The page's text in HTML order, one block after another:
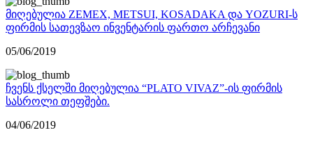
მიღებულია ZEMEX, METSUI, KOSADAKA და YOZURI-ს
ფირმის სათევზაო ინვენტარის ფართო არჩევანი
05/06/2019
ჩვენს ქსელში მიღებულია “PLATO VIVAZ”-ის ფირმის
სასროლი თეფშები.
04/06/2019